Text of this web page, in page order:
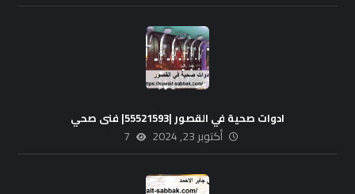
ادوات صحية في القصور |55521593| فنى صحي
أكتوبر 23, 2024 7